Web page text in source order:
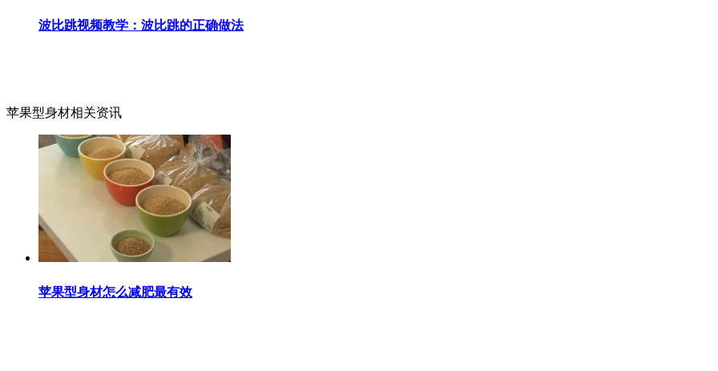
波比跳视频教学：波比跳的正确做法
苹果型身材相关资讯
苹果型身材怎么减肥最有效